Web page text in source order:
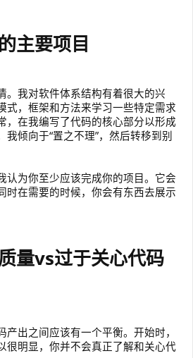
主要项目
。我对软件体系结构有着很大的兴
式，框架和方法来学习一些特定需求
，在我编写了代码的核心部分以形成
倾向于“置之不理”，然后转移到别
认为你至少应该完成你的项目。它会
时在需要的时候，你会有东西去展示
量vs过于关心代码
出之间应该有一个平衡。开始时，
很明显，你并不会真正了解和关心代